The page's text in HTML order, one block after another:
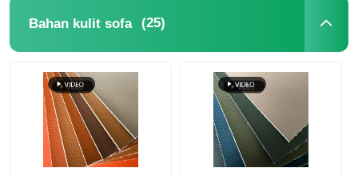
Bahan PU Kulit
Bahan Sepatu Keamanan
Bahan Kulit Suede
Bahan kulit sofa (25)